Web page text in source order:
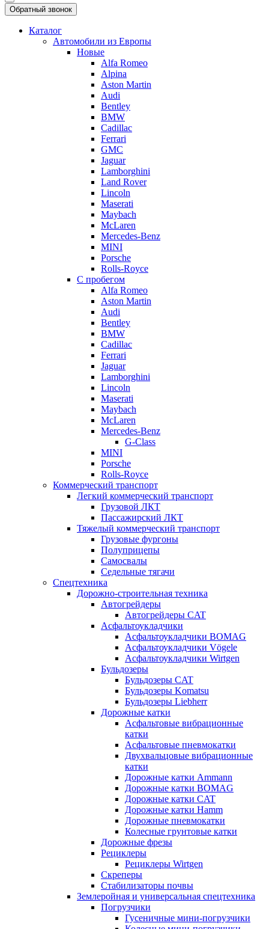
Обратный звонок
Каталог
Автомобили из Европы
Новые
Alfa Romeo
Alpina
Aston Martin
Audi
Bentley
BMW
Cadillac
Ferrari
GMC
Jaguar
Lamborghini
Land Rover
Lincoln
Maserati
Maybach
McLaren
Mercedes-Benz
MINI
Porsche
Rolls-Royce
С пробегом
Alfa Romeo
Aston Martin
Audi
Bentley
BMW
Cadillac
Ferrari
Jaguar
Lamborghini
Lincoln
Maserati
Maybach
McLaren
Mercedes-Benz
G-Class
MINI
Porsche
Rolls-Royce
Коммерческий транспорт
Легкий коммерческий транспорт
Грузовой ЛКТ
Пассажирский ЛКТ
Тяжелый коммерческий транспорт
Грузовые фургоны
Полуприцепы
Самосвалы
Седельные тягачи
Спецтехника
Дорожно-строительная техника
Автогрейдеры
Автогрейдеры CAT
Асфальтоукладчики
Асфальтоукладчики BOMAG
Асфальтоукладчики Vögele
Асфальтоукладчики Wirtgen
Бульдозеры
Бульдозеры CAT
Бульдозеры Komatsu
Бульдозеры Liebherr
Дорожные катки
Асфальтовые вибрационные
катки
Асфальтовые пневмокатки
Двухвальцовые вибрационные
катки
Дорожные катки Ammann
Дорожные катки BOMAG
Дорожные катки CAT
Дорожные катки Hamm
Дорожные пневмокатки
Колесные грунтовые катки
Дорожные фрезы
Рециклеры
Рециклеры Wirtgen
Скреперы
Стабилизаторы почвы
Землеройная и универсальная спецтехника
Погрузчики
Гусеничные мини-погрузчики